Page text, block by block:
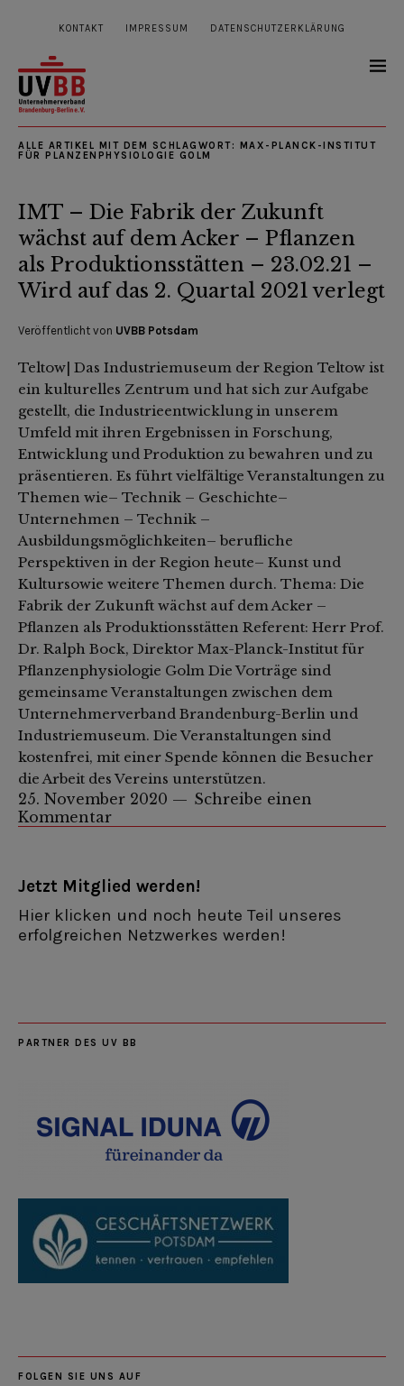
KONTAKT IMPRESSUM DATENSCHUTZERKLÄRUNG
ALLE ARTIKEL MIT DEM SCHLAGWORT:
MAX-PLANCK-INSTITUT
FÜR PLANZENPHYSIOLOGIE GOLM
IMT – Die Fabrik der Zukunft
wächst auf dem Acker – Pflanzen
als Produktionsstätten – 23.02.21 –
Wird auf das 2. Quartal 2021 verlegt
Veröffentlicht von UVBB Potsdam
Teltow| Das Industriemuseum der Region Teltow ist
ein kulturelles Zentrum und hat sich zur Aufgabe
gestellt, die Industrieentwicklung in unserem
Umfeld mit ihren Ergebnissen in Forschung,
Entwicklung und Produktion zu bewahren und zu
präsentieren. Es führt vielfältige Veranstaltungen zu
Themen wie– Technik – Geschichte–
Unternehmen – Technik –
Ausbildungsmöglichkeiten– berufliche
Perspektiven in der Region heute– Kunst und
Kultursowie weitere Themen durch. Thema: Die
Fabrik der Zukunft wächst auf dem Acker –
Pflanzen als Produktionsstätten Referent: Herr Prof.
Dr. Ralph Bock, Direktor Max-Planck-Institut für
Pflanzenphysiologie Golm Die Vorträge sind
gemeinsame Veranstaltungen zwischen dem
Unternehmerverband Brandenburg-Berlin und
Industriemuseum. Die Veranstaltungen sind
kostenfrei, mit einer Spende können die Besucher
die Arbeit des Vereins unterstützen.
25. November 2020
Schreibe einen
Kommentar
Jetzt Mitglied werden!
Hier klicken und noch heute Teil unseres
erfolgreichen Netzwerkes werden!
PARTNER DES UV BB
FOLGEN SIE UNS AUF